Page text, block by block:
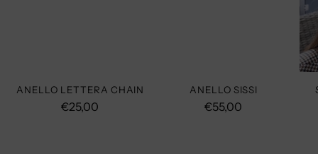
ANELLO LETTERA CHAIN
€25,00
ANELLO SISSI
€55,00